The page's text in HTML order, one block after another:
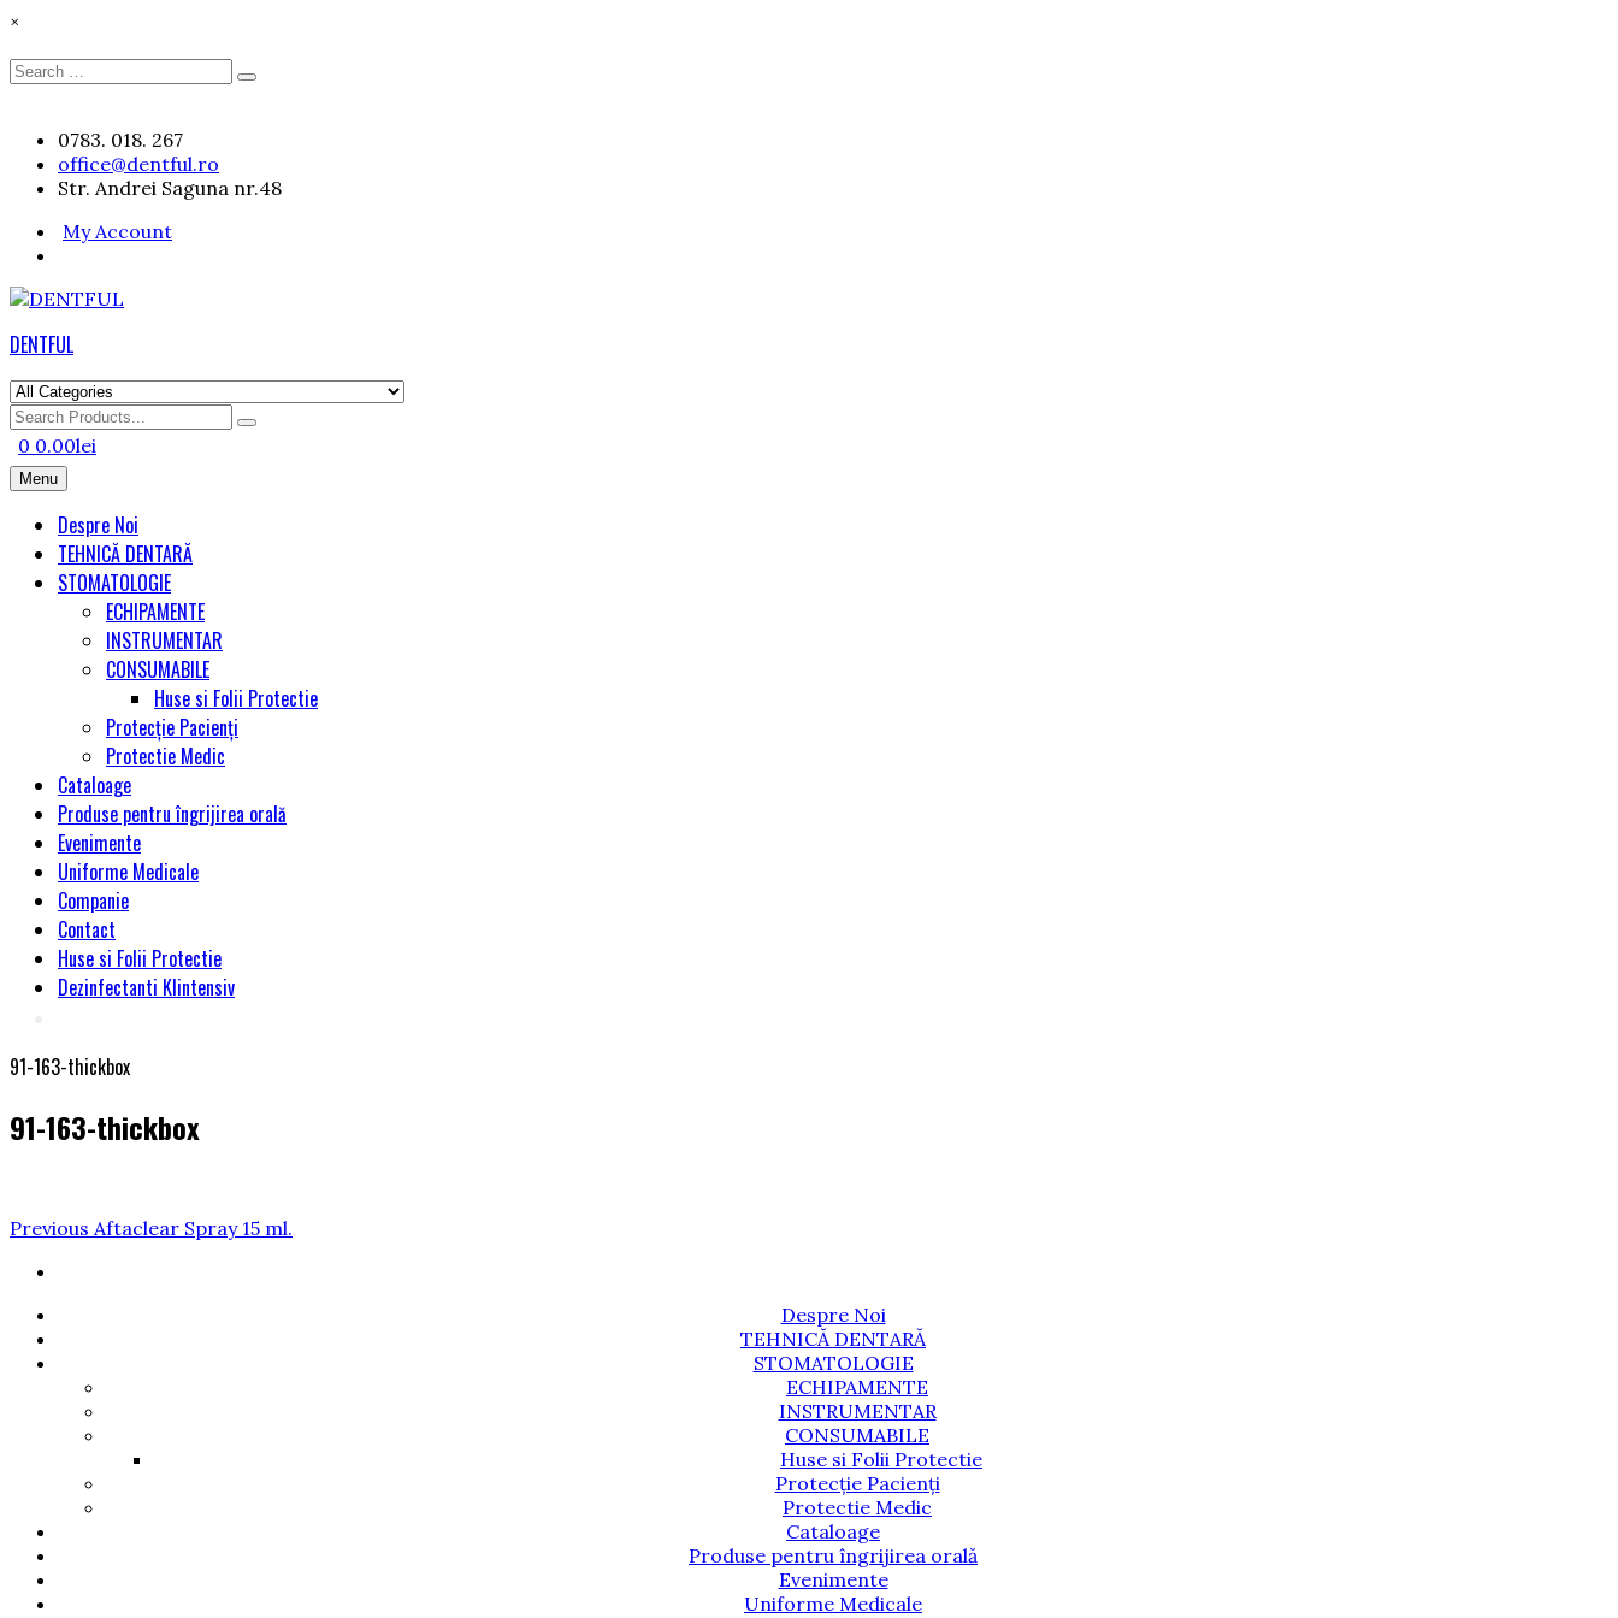
×
Search
Search
Skip
content
0783. 018. 267
office@dentful.ro
Str. Andrei Saguna nr.48
My Account
DENTFUL
Search
for
0 0.00lei
Menu
Despre Noi
TEHNICĂ DENTARĂ
STOMATOLOGIE
ECHIPAMENTE
INSTRUMENTAR
CONSUMABILE
Huse si Folii Protectie
Protecție Pacienți
Protectie Medic
Cataloage
Produse pentru îngrijirea orală
Evenimente
Uniforme Medicale
Companie
Contact
Huse si Folii Protectie
Dezinfectanti Klintensiv
91-163-thickbox
91-163-thickbox
Navigare
articole
Previous
Previous Aftaclear Spray 15 ml.
Despre Noi
TEHNICĂ DENTARĂ
STOMATOLOGIE
ECHIPAMENTE
INSTRUMENTAR
CONSUMABILE
Huse si Folii Protectie
Protecție Pacienți
Protectie Medic
Cataloage
Produse pentru îngrijirea orală
Evenimente
Uniforme Medicale